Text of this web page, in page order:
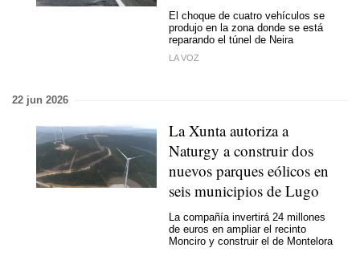
El choque de cuatro vehículos se
produjo en la zona donde se está
reparando el túnel de Neira
LA VOZ
22 jun 2026
La Xunta autoriza a
Naturgy a construir dos
nuevos parques eólicos en
seis municipios de Lugo
La compañía invertirá 24 millones
de euros en ampliar el recinto
Monciro y construir el de Montelora